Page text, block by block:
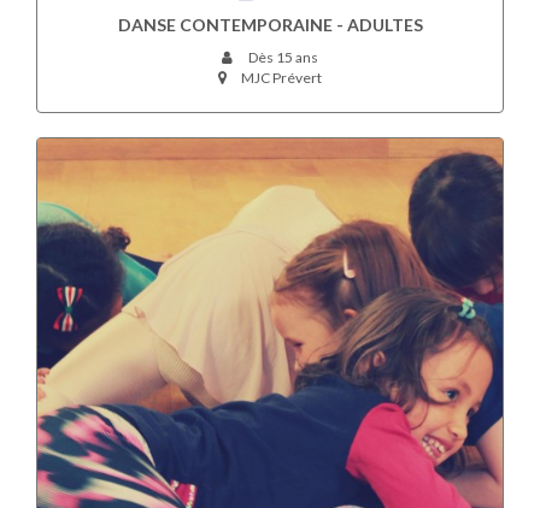
DANSE CONTEMPORAINE - ADULTES
Dès 15 ans
MJC Prévert